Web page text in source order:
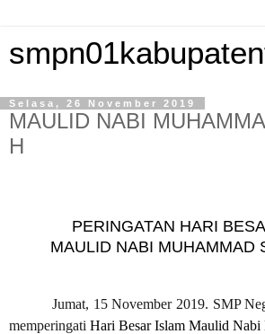
Selasa, 26 November 2019
MAULID NABI
H
PERINGATAN HARI
MAULID NABI MUHAMMAD
Jumat, 15 November 2019. SMP
memperingati Hari Besar Islam Maulid Nabi